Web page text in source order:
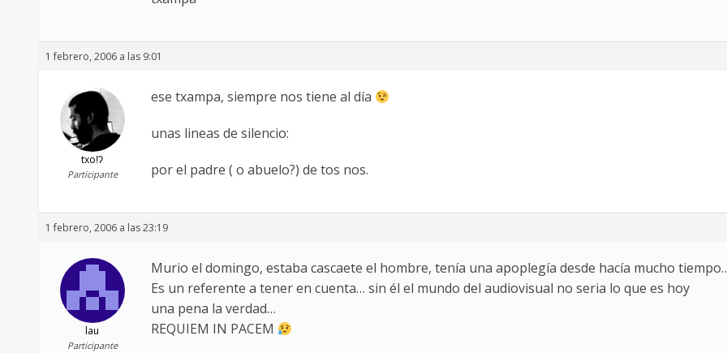
1 febrero, 2006 a las 9:01
txoǃʔ
Participante
ese txampa, siempre nos tiene al día
unas lineas de silencio:
por el padre ( o abuelo?) de tos nos.
1 febrero, 2006 a las 23:19
lau
Participante
Murio el domingo, estaba cascaete el hombre, tenía una apoplegía desde hacía mucho
Es un referente a tener en cuenta… sin él el mundo del audiovisual no seria lo que es hoy
una pena la verdad…
REQUIEM IN PACEM